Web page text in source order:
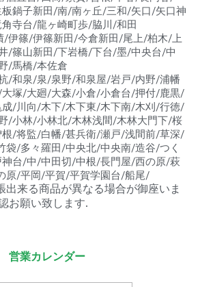
鍋子新田/南/南ヶ丘/三和/矢口/矢口神
寺台/龍ヶ崎町歩/脇川/和田
/伊篠/伊篠新田/今倉新田/尾上/柏木/上
/篠山新田/下岩橋/下台/墨/中央台/中
/馬橋/本佐倉
/和泉/泉/泉野/和泉屋/岩戸/内野/浦幡
塚/大廻/大森/小倉/小倉台/押付/鹿黒/
/川向/木下/木下東/木下南/木刈/行徳/
/小林/小林北/木林浅間/木林大門下/桜
/将監/白幡/甚兵衛/瀬戸/浅間前/草深/
/多々羅田/中央北/中央南/造谷/つく
台/中/中田切/中根/長門屋/西の原/萩
原/平岡/平賀/平賀学園台/船尾/
来る商品が異なる場合が御座いま
お願い致します.
営業カレンダー